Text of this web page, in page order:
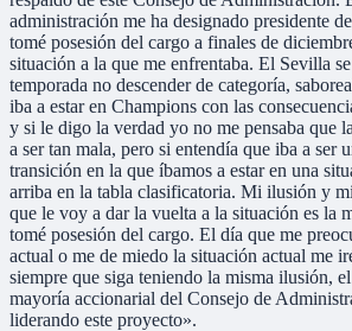
administración me ha designado presidente
tomé posesión del cargo a finales de
situación a la que me enfrentaba. El Sevilla
temporada no descender de categoría,
iba a estar en Champions con las
y si le digo la verdad yo no me pensaba que
a ser tan mala, pero si entendía que iba a ser
transición en la que íbamos a estar en una
arriba en la tabla clasificatoria. Mi ilusión y
que le voy a dar la vuelta a la situación es la
tomé posesión del cargo. El día que me
actual o me de miedo la situación actual me
siempre que siga teniendo la misma ilusión,
mayoría accionarial del Consejo de
liderando este proyecto».